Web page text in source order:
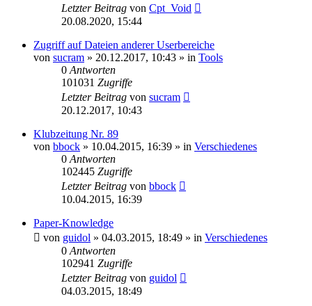
Letzter Beitrag von Cpt_Void
20.08.2020, 15:44
Zugriff auf Dateien anderer Userbereiche
von sucram » 20.12.2017, 10:43 » in Tools
0 Antworten
101031 Zugriffe
Letzter Beitrag von sucram
20.12.2017, 10:43
Klubzeitung Nr. 89
von bbock » 10.04.2015, 16:39 » in Verschiedenes
0 Antworten
102445 Zugriffe
Letzter Beitrag von bbock
10.04.2015, 16:39
Paper-Knowledge
von guidol » 04.03.2015, 18:49 » in Verschiedenes
0 Antworten
102941 Zugriffe
Letzter Beitrag von guidol
04.03.2015, 18:49